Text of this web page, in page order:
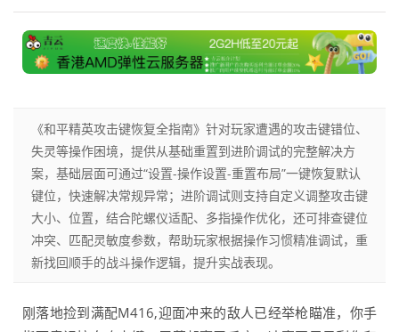
《和平精英攻击键恢复全指南》针对玩家遭遇的攻击键错位、
失灵等操作困境，提供从基础重置到进阶调试的完整解决方
案，基础层面可通过“设置-操作设置-重置布局”一键恢复默认
键位，快速解决常规异常；进阶调试则支持自定义调整攻击键
大小、位置，结合陀螺仪适配、多指操作优化，还可排查键位
冲突、匹配灵敏度参数，帮助玩家根据操作习惯精准调试，重
新找回顺手的战斗操作逻辑，提升实战表现。
刚落地捡到满配M416,迎面冲来的敌人已经举枪瞄准，你手